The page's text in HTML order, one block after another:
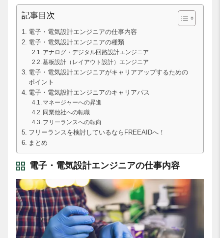
記事目次
電子・電気設計エンジニアの仕事内容
電子・電気設計エンジニアの種類
アナログ・デジタル回路設計エンジニア
基板設計（レイアウト設計）エンジニア
電子・電気設計エンジニアがキャリアアップするための
ポイント
電子・電気設計エンジニアのキャリアパス
マネージャーへの昇進
同業他社への転職
フリーランスへの転向
フリーランスを検討しているならFREEAIDへ！
まとめ
電子・電気設計エンジニアの仕事内容